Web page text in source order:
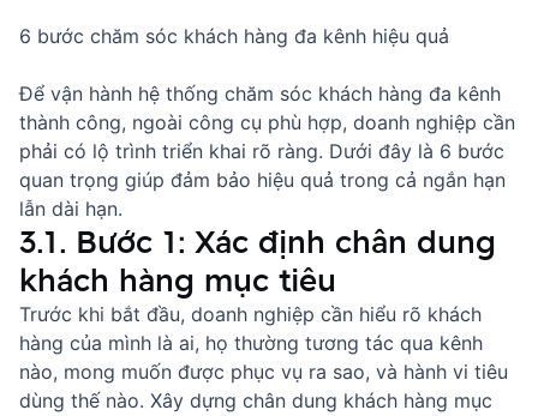
6 bước chăm sóc khách hàng đa kênh hiệu quả
Để vận hành hệ thống chăm sóc khách hàng đa kênh
thành công, ngoài công cụ phù hợp, doanh nghiệp cần
phải có lộ trình triển khai rõ ràng. Dưới đây là 6 bước
quan trọng giúp đảm bảo hiệu quả trong cả ngắn hạn
lẫn dài hạn.
3.1. Bước 1: Xác định chân dung
khách hàng mục tiêu
Trước khi bắt đầu, doanh nghiệp cần hiểu rõ khách
hàng của mình là ai, họ thường tương tác qua kênh
nào, mong muốn được phục vụ ra sao, và hành vi tiêu
dùng thế nào. Xây dựng chân dung khách hàng mục